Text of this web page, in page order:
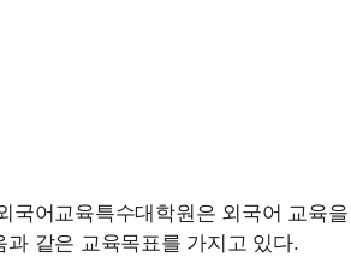
어교육특수대학원은 외국어 교육
같은 교육목표를 가지고 있다.